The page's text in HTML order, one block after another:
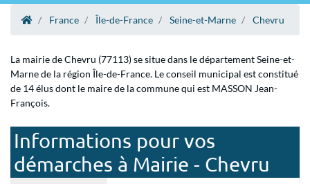
France Île-de-France Seine-et-Marne Chevru
La mairie de Chevru (77113) se situe dans le département Seine-et-
Marne de la région Île-de-France. Le conseil municipal est constitué
de 14 élus dont le maire de la commune qui est MASSON Jean-
François.
Informations pour vos
démarches à Mairie - Chevru